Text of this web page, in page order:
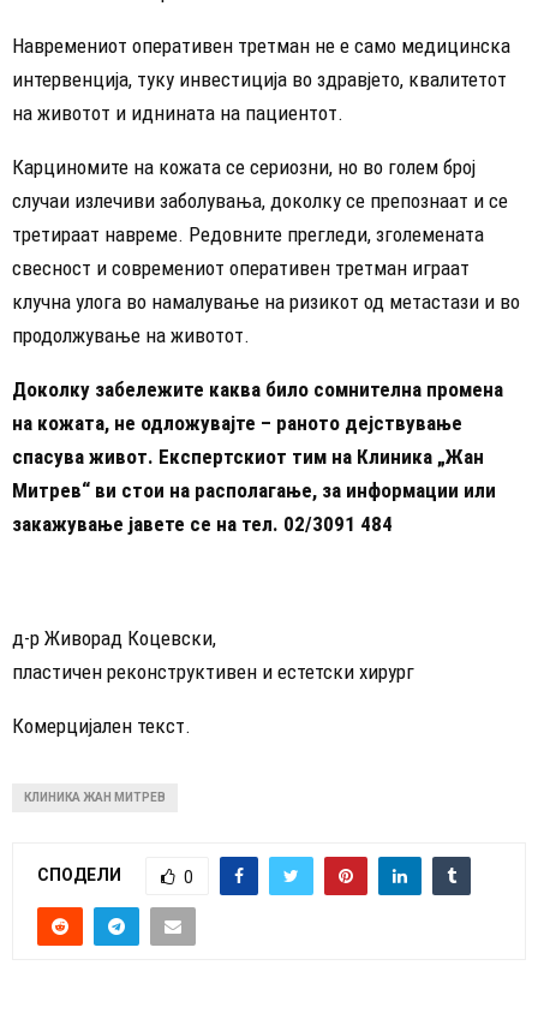
Навремениот оперативен третман не е само медицинска
интервенција, туку инвестиција во здравјето, квалитетот
на животот и иднината на пациентот.
Карциномите на кожата се сериозни, но во голем број
случаи излечиви заболувања, доколку се препознаат и се
третираат навреме. Редовните прегледи, зголемената
свесност и современиот оперативен третман играат
клучна улога во намалување на ризикот од метастази и во
продолжување на животот.
Доколку забележите каква било сомнителна промена
на кожата, не одложувајте – раното дејствување
спасува живот. Експертскиот тим на Клиника „Жан
Митрев“ ви стои на располагање, за информации или
закажување јавете се на тел. 02/3091 484
д-р Живорад Коцевски,
пластичен реконструктивен и естетски хирург
Комерцијален текст.
КЛИНИКА ЖАН МИТРЕВ
СПОДЕЛИ 0